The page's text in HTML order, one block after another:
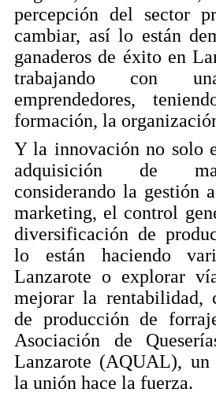
percepción del sector
cambiar, así lo están
ganaderos de éxito en
trabajando con
emprendedores,
formación, la
Y la innovación no solo
adquisición de
considerando la gestión
marketing, el control
diversificación de
lo están haciendo
Lanzarote o explorar
mejorar la rentabilidad,
de producción de
Asociación de
Lanzarote (AQUAL), un
la unión hace la fuerza.